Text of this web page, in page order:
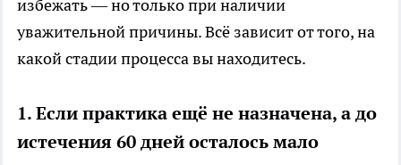
избежать — но только при наличии
уважительной причины. Всё зависит от того, на
какой стадии процесса вы находитесь.
1. Если практика ещё не назначена, а до
истечения 60 дней осталось мало